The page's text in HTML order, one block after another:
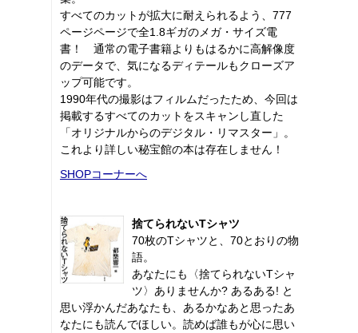
すべてのカットが拡大に耐えられるよう、777
ページページで全1.8ギガのメガ・サイズ電
書！ 通常の電子書籍よりもはるかに高解像度
のデータで、気になるディテールもクローズア
ップ可能です。
1990年代の撮影はフィルムだったため、今回は
掲載するすべてのカットをスキャンし直した
「オリジナルからのデジタル・リマスター」。
これより詳しい秘宝館の本は存在しません！
SHOPコーナーへ
捨てられないTシャツ
70枚のTシャツと、70とおりの物
語。
あなたにも〈捨てられないTシャ
ツ〉ありませんか? あるある! と
思い浮かんだあなたも、あるかなあと思ったあ
なたにも読んでほしい。読めば誰もが心に思い